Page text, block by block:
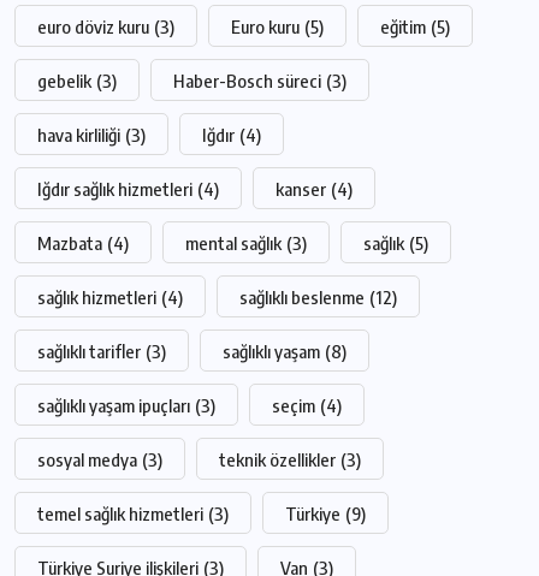
euro döviz kuru (3) Euro kuru (5) eğitim (5)
gebelik (3) Haber-Bosch süreci (3)
hava kirliliği (3) Iğdır (4)
Iğdır sağlık hizmetleri (4) kanser (4)
Mazbata (4) mental sağlık (3) sağlık (5)
sağlık hizmetleri (4) sağlıklı beslenme (12)
sağlıklı tarifler (3) sağlıklı yaşam (8)
sağlıklı yaşam ipuçları (3) seçim (4)
sosyal medya (3) teknik özellikler (3)
temel sağlık hizmetleri (3) Türkiye (9)
Türkiye Suriye ilişkileri (3) Van (3)